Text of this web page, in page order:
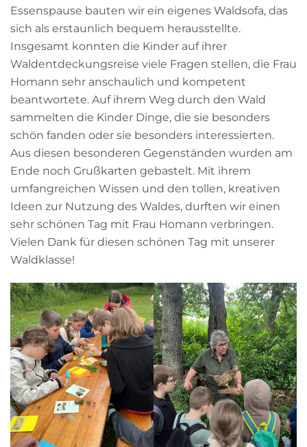
Essenspause bauten wir ein eigenes Waldsofa, das
sich als erstaunlich bequem herausstellte.
Insgesamt konnten die Kinder auf ihrer
Waldentdeckungsreise viele Fragen stellen, die Frau
Homann sehr anschaulich und kompetent
beantwortete. Auf ihrem Weg durch den Wald
sammelten die Kinder Dinge, die sie besonders
schön fanden oder sie besonders interessierten.
Aus diesen besonderen Gegenständen wurden am
Ende noch Grußkarten gebastelt. Mit ihrem
umfangreichen Wissen und den tollen, kreativen
Ideen zur Nutzung des Waldes, durften wir einen
sehr schönen Tag mit Frau Homann verbringen.
Vielen Dank für diesen schönen Tag mit unserer
Waldklasse!